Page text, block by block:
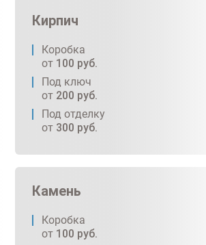
Кирпич
Коробка
от 100 руб.
Под ключ
от 200 руб.
Под отделку
от 300 руб.
Камень
Коробка
от 100 руб.